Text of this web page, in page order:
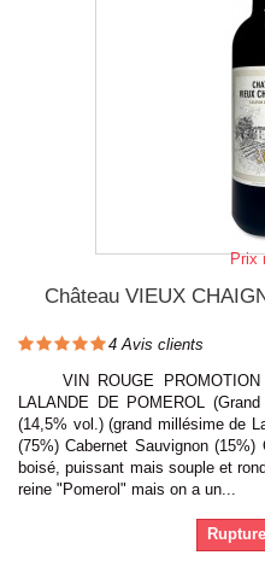
Prix
Château VIEUX
4 Avis clients
VIN ROUGE PROMOTION
LALANDE DE POMEROL
(14,5% vol.) (grand millésime de
(75%) Cabernet Sauvignon
boisé, puissant mais souple et
reine "Pomerol" mais on a un...